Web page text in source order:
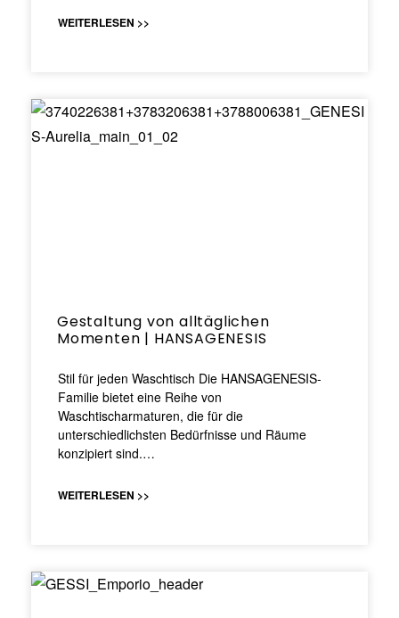
WEITERLESEN >>
Gestaltung von alltäglichen
Momenten | HANSAGENESIS
Stil für jeden Waschtisch Die HANSAGENESIS-
Familie bietet eine Reihe von
Waschtischarmaturen, die für die
unterschiedlichsten Bedürfnisse und Räume
konzipiert sind.…
WEITERLESEN >>